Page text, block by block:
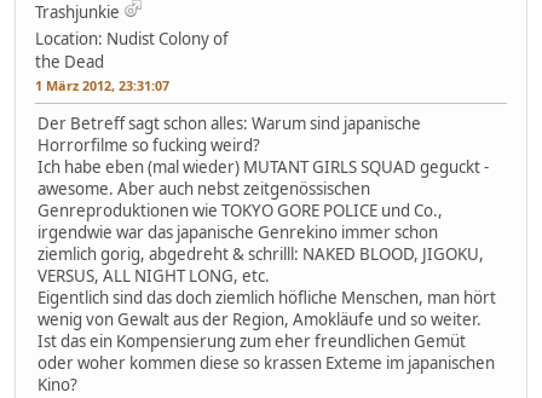
Trashjunkie
Location: Nudist Colony of
the Dead
1 März 2012, 23:31:07
Der Betreff sagt schon alles: Warum sind japanische
Horrorfilme so fucking weird?
Ich habe eben (mal wieder) MUTANT GIRLS SQUAD geguckt -
awesome. Aber auch nebst zeitgenössischen
Genreproduktionen wie TOKYO GORE POLICE und Co.,
irgendwie war das japanische Genrekino immer schon
ziemlich gorig, abgedreht & schrilll: NAKED BLOOD, JIGOKU,
VERSUS, ALL NIGHT LONG, etc.
Eigentlich sind das doch ziemlich höfliche Menschen, man hört
wenig von Gewalt aus der Region, Amokläufe und so weiter.
Ist das ein Kompensierung zum eher freundlichen Gemüt
oder woher kommen diese so krassen Exteme im japanischen
Kino?